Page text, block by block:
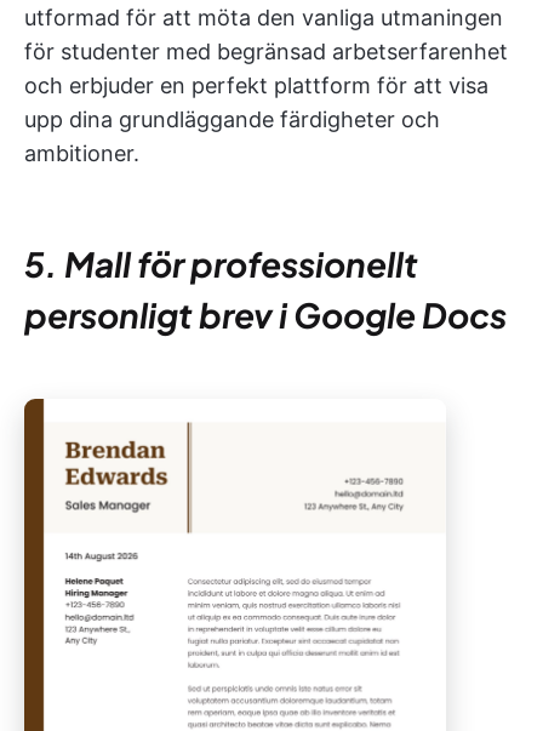
utformad för att möta den vanliga utmaningen
för studenter med begränsad arbetserfarenhet
och erbjuder en perfekt plattform för att visa
upp dina grundläggande färdigheter och
ambitioner.
5. Mall för professionellt
personligt brev i Google Docs